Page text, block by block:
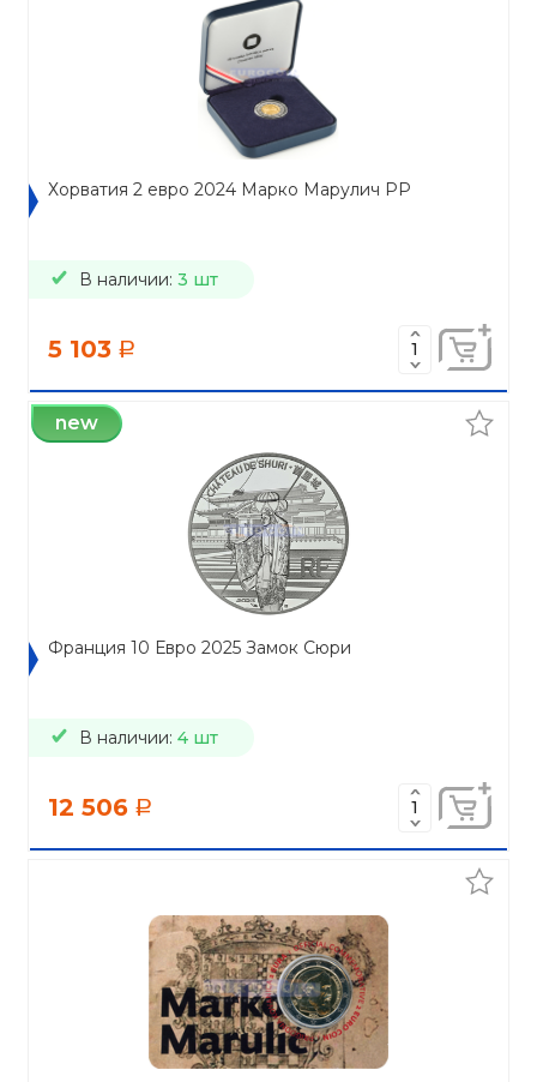
Хорватия 2 евро 2024 Марко Марулич PP
В наличии: 3 шт
5 103 a
new
Франция 10 Евро 2025 Замок Сюри
В наличии: 4 шт
12 506 a